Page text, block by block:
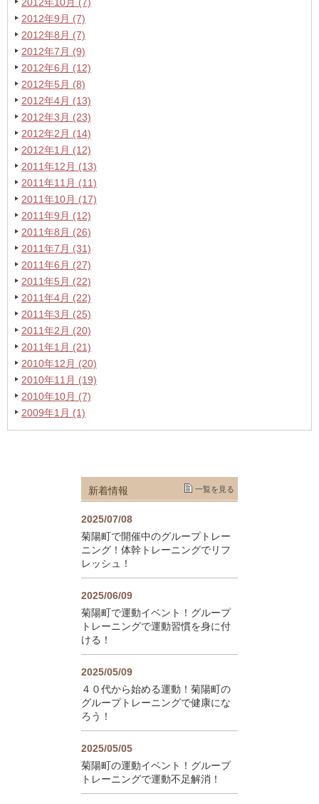
2012年9月 (7)
2012年8月 (7)
2012年7月 (9)
2012年6月 (12)
2012年5月 (8)
2012年4月 (13)
2012年3月 (23)
2012年2月 (14)
2012年1月 (12)
2011年12月 (13)
2011年11月 (11)
2011年10月 (17)
2011年9月 (12)
2011年8月 (26)
2011年7月 (31)
2011年6月 (27)
2011年5月 (22)
2011年4月 (22)
2011年3月 (25)
2011年2月 (20)
2011年1月 (21)
2010年12月 (20)
2010年11月 (19)
2010年10月 (7)
2009年1月 (1)
新着情報 一覧を見る
2025/07/08
菊陽町で開催中のグループトレー
ニング！体幹トレーニングでリフ
レッシュ！
2025/06/09
菊陽町で運動イベント！グループ
トレーニングで運動習慣を身に付
ける！
2025/05/09
４０代から始める運動！菊陽町の
グループトレーニングで健康にな
ろう！
2025/05/05
菊陽町の運動イベント！グループ
トレーニングで運動不足解消！